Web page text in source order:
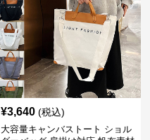
¥3,640 (税込)
大容量キャンバストート ショル